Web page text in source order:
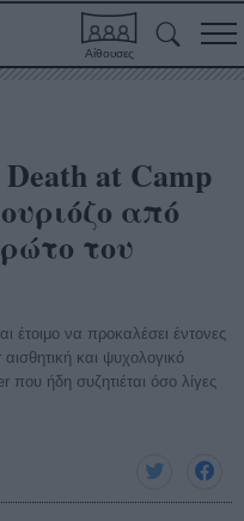
Αίθουσες
Death at Camp
από
του
έτοιμο να προκαλέσει έντονες
και ψυχολογικό
ήδη συζητιέται όσο λίγες